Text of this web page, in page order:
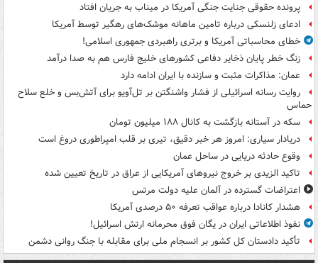
پرونده حقوقی جنایت جنگی آمریکا در میناب به جریان افتاد
ادعای زلنسکی درباره تامین ماهانه موشک‌های رهگیر توسط آمریکا
خطای محاسباتی آمریکا و برتری راهبردی جمهوری اسلامی!
زنگ خطر پایان ذخایر دفاعی کشورهای خلیج فارس هم به صدا درآمد
عمان: مذاکرات مثبت و سازنده با ایران ادامه دارد
روایت رسانه اسرائیلی از فشار واشنگتن بر تل‌آویو برای آتش‌بس و خلع سلاح
حماس
سکه در آستانه بازگشت به کانال ۱۸۸ میلیون تومان
دریادار سیاری: امروز هر خبر دقیق، تیری بر قلب امپراطوری دروغ است
وقوع حادثه دریایی در ساحل عمان
تاکید الزیدی بر خروج نیروهای آمریکایی از عراق در تاریخ تعیین شده
اعتراضات گسترده در آلمان علیه دولت مرتس
هشدار کانادا درباره عواقب تعرفه ۵۰ درصدی آمریکا
نفوذ اطلاعاتی ایران در یگان فوق محرمانه ارتش اسرائیل!
تأکید دادستان کل کشور بر انسجام ملی برای مقابله با جنگ روانی دشمن